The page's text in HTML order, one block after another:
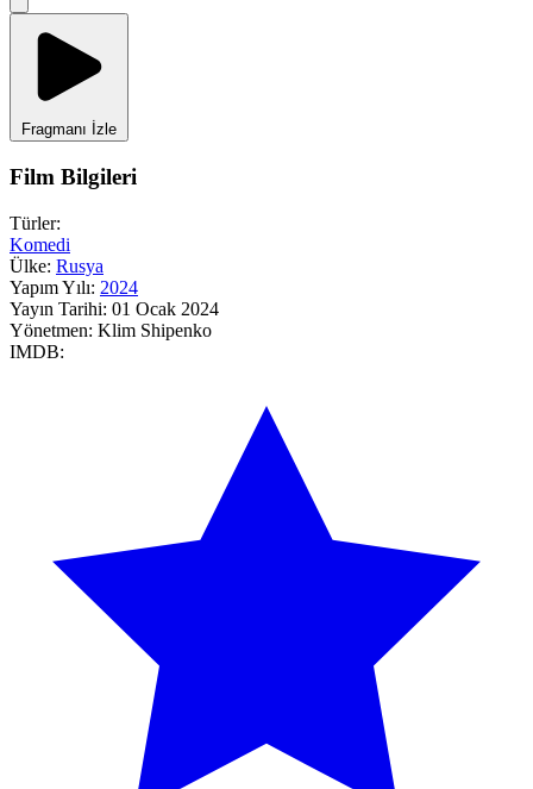
Fragmanı İzle
Film Bilgileri
Türler:
Komedi
Ülke: Rusya
Yapım Yılı: 2024
Yayın Tarihi: 01 Ocak 2024
Yönetmen: Klim Shipenko
IMDB: